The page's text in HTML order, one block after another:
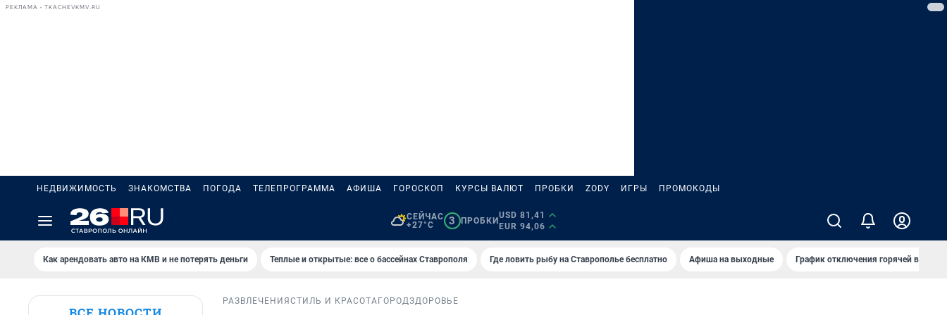
РЕКЛАМА • TKACHEVKMV.RU
НЕДВИЖИМОСТЬ ЗНАКОМСТВА ПОГОДА ТЕЛЕПРОГРАММА АФИША ГОРОСКОП КУРСЫ ВАЛЮТ ПРОБКИ ZODY ИГРЫ ПРОМОКОДЫ
СЕЙЧАС
+27°C
3 ПРОБКИ
USD 81,41
EUR 94,06
Как арендовать авто на КМВ и не потерять деньги Теплые и открытые: все о бассейнах Ставрополя Где ловить рыбу на Ставрополье бесплатно Афиша на выходные График отключения горячей воды в
РАЗВЛЕЧЕНИЯ СТИЛЬ И КРАСОТА ГОРОДЗДОРОВЬЕ